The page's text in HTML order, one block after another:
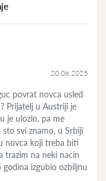
20.06.2025
povrat novca usled
Prijatelj u Austriji je
je ulozio, pa me
svi znamo, u Srbiji
novca koji treba biti
trazim na neki nacin
izgubio ozbiljnu